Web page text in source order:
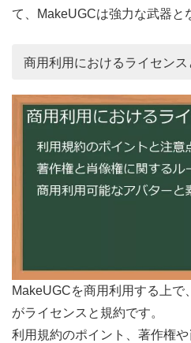
て、MakeUGCは強力な武器と
商用利用におけるライセンス
MakeUGCを商用利用する上で
がライセンスと規約です。
利用規約のポイント、著作権